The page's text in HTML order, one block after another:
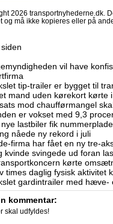
2026 transportnyhederne.dk.
og må ikke kopieres eller på
vil have
tip-trailer er bygget til
mand uden kørekort kørte
mod chaufførmangel
er vokset med 9,3
lastbiler fik
nåede ny rekord i juli
firma har fået en ny tre-
kvinde svingede ud foran
kørte
times daglig fysisk aktivitet
gardintrailer med hæve-
kommentar:
skal udfyldes!